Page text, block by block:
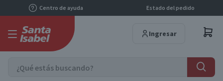
Centro de ayuda Estado del pedido
Ingresar